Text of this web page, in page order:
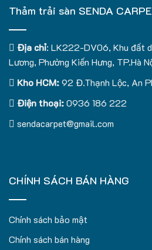
Thảm trải sàn SENDA
Địa chỉ: LK222-DV06, Khu đất
Lương, Phường Kiến Hưng, TP.Hà
Kho HCM:92 Đ.Thạnh Lộc, An
Điện thoại:0936 186 222
sendacarpet@gmail.com
CHÍNH SÁCH BÁN HÀNG
Chính sách bảo mật
Chính sách bán hàng